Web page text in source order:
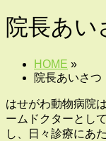
院長あい
HOME »
院長あいさつ
はせがわ動物病院
ームドクターとし
し、日々診療にあ